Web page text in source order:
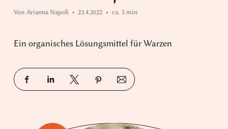
Von Arianna Napoli • 23.4.2022 • ca. 5 min
Ein organisches Lösungsmittel für Warzen